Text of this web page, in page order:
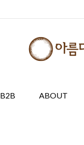
B2B ABOUT